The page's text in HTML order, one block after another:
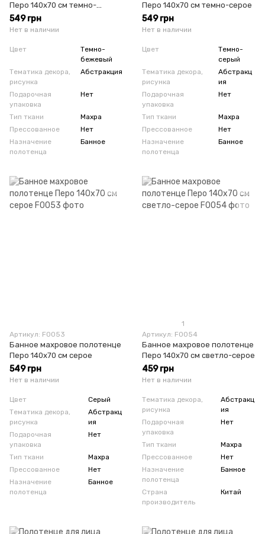
Перо 140х70 см темно-
бежевое
549 грн
Нет в наличии
Цвет
Темно-
бежевый
Тематика декора,
рисунка
Абстракция
Подарочная
упаковка
Нет
Тип ткани
Махра
Прессованное
Нет
Назначение
полотенца
Банное
Перо 140х70 см темно-серое
549 грн
Нет в наличии
Цвет
Темно-
серый
Тематика декора,
рисунка
Абстракц
ия
Подарочная
упаковка
Нет
Тип ткани
Махра
Прессованное
Нет
Назначение
полотенца
Банное
Артикул: F0053
Банное махровое полотенце
Перо 140х70 см серое
549 грн
Нет в наличии
Цвет
Серый
Тематика декора,
рисунка
Абстракц
ия
Подарочная
упаковка
Нет
Тип ткани
Махра
Прессованное
Нет
Назначение
полотенца
Банное
1
Артикул: F0054
Банное махровое полотенце
Перо 140х70 см светло-серое
459 грн
Нет в наличии
Тематика декора,
рисунка
Абстракц
ия
Подарочная
упаковка
Нет
Тип ткани
Махра
Прессованное
Нет
Назначение
полотенца
Банное
Страна
производитель
Китай